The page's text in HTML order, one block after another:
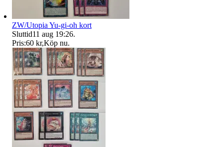
ZW/Utopia Yu-gi-oh kort
Sluttid11 aug 19:26.
Pris:60 kr,Köp nu.